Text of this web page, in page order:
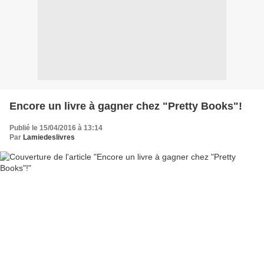
Encore un livre à gagner chez "Pretty Books"!
Publié le 15/04/2016 à 13:14
Par Lamiedeslivres